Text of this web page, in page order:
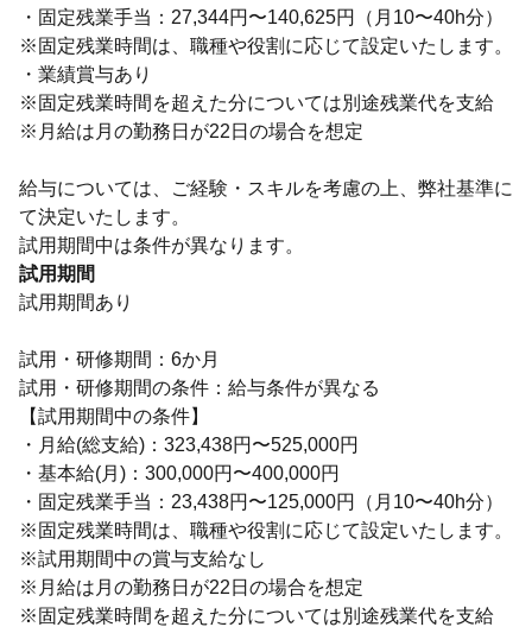
・固定残業手当：27,344円〜140,625円（月10〜40h分）
※固定残業時間は、職種や役割に応じて設定いたします。
・業績賞与あり
※固定残業時間を超えた分については別途残業代を支給
※月給は月の勤務日が22日の場合を想定
給与については、ご経験・スキルを考慮の上、弊社基準に
て決定いたします。
試用期間中は条件が異なります。
試用期間
試用期間あり
試用・研修期間：6か月
試用・研修期間の条件：給与条件が異なる
【試用期間中の条件】
・月給(総支給)：323,438円〜525,000円
・基本給(月)：300,000円〜400,000円
・固定残業手当：23,438円〜125,000円（月10〜40h分）
※固定残業時間は、職種や役割に応じて設定いたします。
※試用期間中の賞与支給なし
※月給は月の勤務日が22日の場合を想定
※固定残業時間を超えた分については別途残業代を支給